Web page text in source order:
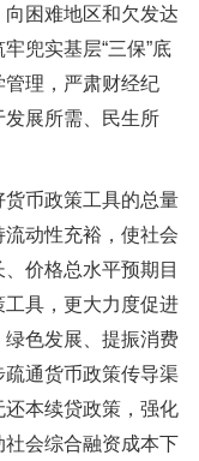
困难地区和欠发达
兜实基层“三保”底
理，严肃财经纪
展所需、民生所
币政策工具的总量
动性充裕，使社会
价格总水平预期目
具，更大力度促进
色发展、提振消费
疏通货币政策传导渠
本续贷政策，强化
会综合融资成本下